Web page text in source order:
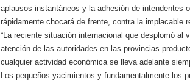
aplausos instantáneos y la adhesión de intendentes
rápidamente chocará de frente, contra la implacable
“La reciente situación internacional que desplomó
atención de las autoridades en las provincias
cualquier actividad económica se lleva adelante
Los pequeños yacimientos y fundamentalmente los